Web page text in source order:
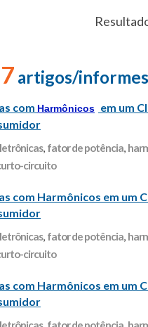
artigos/informes
com Harmônicos em um
, fator de potência,
circuito
com Harmônicos em
, fator de potência,
circuito
com Harmônicos em